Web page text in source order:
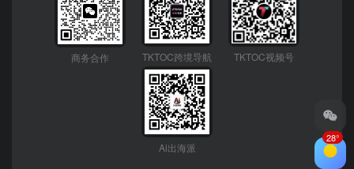
商务合作 TKTOC跨境导航 TKTOC视频号
Ai出海派
28°